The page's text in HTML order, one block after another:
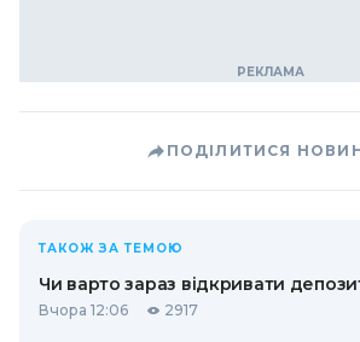
ПОДІЛИТИСЯ
ТАКОЖ ЗА ТЕМОЮ
Чи варто зараз відкривати
Вчора 12:06 2917